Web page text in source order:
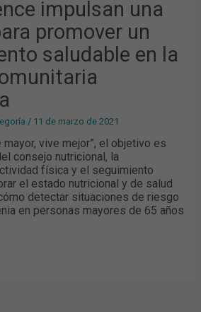
impulsan una
promover un
saludable en la
/ 11 de marzo de 2021
mayor, vive mejor”, el objetivo es
consejo nutricional, la
física y el seguimiento
el estado nutricional y de salud
detectar situaciones de riesgo
en personas mayores de 65 años